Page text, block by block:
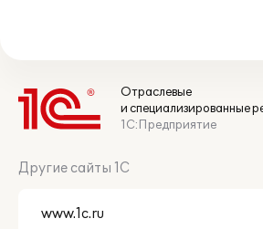
Отраслевые
и специализированные
1С:Предприятие
Другие сайты 1С